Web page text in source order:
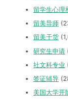
留学生心理
留美导师
留美干货
研究生申请
社文科专业
签证辅导
美国大学开